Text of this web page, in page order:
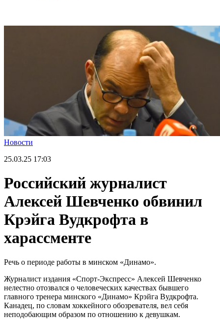
Новости
25.03.25 17:03
Российский журналист
Алексей Шевченко обвинил
Крэйга Вудкрофта в
харассменте
Речь о периоде работы в минском «Динамо».
Журналист издания «Спорт-Экспресс» Алексей Шевченко
нелестно отозвался о человеческих качествах бывшего
главного тренера минского «Динамо» Крэйга Вудкрофта.
Канадец, по словам хоккейного обозревателя, вел себя
неподобающим образом по отношению к девушкам.